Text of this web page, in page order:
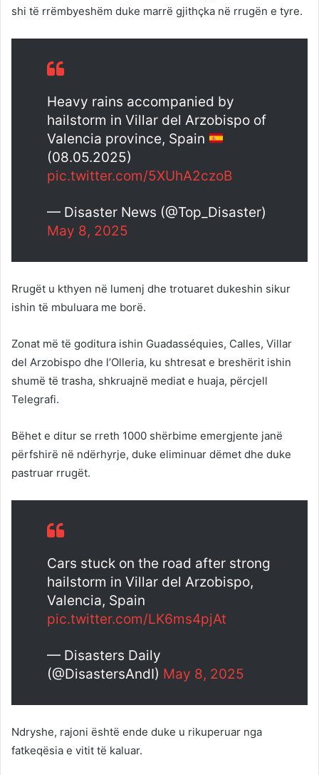
shi të rrëmbyeshëm duke marrë gjithçka në rrugën e tyre.
Heavy rains accompanied by
hailstorm in Villar del Arzobispo of
Valencia province, Spain
(08.05.2025)
pic.twitter.com/5XUhA2czoB
— Disaster News (@Top_Disaster)
May 8, 2025
Rrugët u kthyen në lumenj dhe trotuaret dukeshin sikur
ishin të mbuluara me borë.
Zonat më të goditura ishin Guadasséquies, Calles, Villar
del Arzobispo dhe l’Olleria, ku shtresat e breshërit ishin
shumë të trasha, shkruajnë mediat e huaja, përcjell
Telegrafi.
Bëhet e ditur se rreth 1000 shërbime emergjente janë
përfshirë në ndërhyrje, duke eliminuar dëmet dhe duke
pastruar rrugët.
Cars stuck on the road after strong
hailstorm in Villar del Arzobispo,
Valencia, Spain
pic.twitter.com/LK6ms4pjAt
— Disasters Daily
(@DisastersAndI) May 8, 2025
Ndryshe, rajoni është ende duke u rikuperuar nga
fatkeqësia e vitit të kaluar.